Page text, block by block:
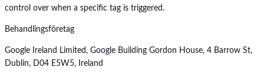
control over when a specific tag is triggered.
Behandlingsföretag
Google Ireland Limited, Google Building Gordon House, 4 Barrow St,
Dublin, D04 E5W5, Ireland